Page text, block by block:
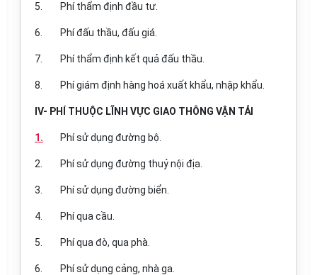
5. Phí thẩm định đầu tư.
6. Phí đấu thầu, đấu giá.
7. Phí thẩm định kết quả đấu thầu.
8. Phí giám định hàng hoá xuất khẩu, nhập khẩu.
IV- PHÍ THUỘC LĨNH VỰC GIAO THÔNG VẬN TẢI
1. Phí sử dụng đường bộ.
2. Phí sử dụng đường thuỷ nội địa.
3. Phí sử dụng đường biển.
4. Phí qua cầu.
5. Phí qua đò, qua phà.
6. Phí sử dụng cảng, nhà ga.